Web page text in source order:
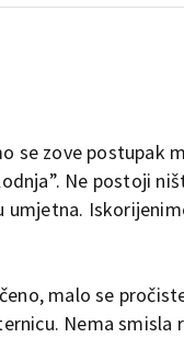
se zove postupak
Ne postoji
umjetna.
malo se
Nema